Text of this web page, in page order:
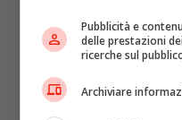
Pubblicità e
delle prestazioni
ricerche sul
Archiviare